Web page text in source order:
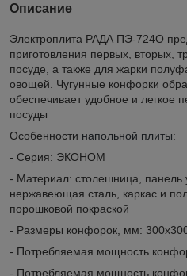
Описание
Электроплита РАДА ПЭ-724О
приготовления первых, вторых,
посуде, а также для жарки
овощей. Чугунные конфорки
обеспечивает удобное и легкое
посуды
Особенности напольной плиты:
- Серия: ЭКОНОМ
- Материал: столешница, панель
нержавеющая сталь, каркас и
порошковой покраской
- Размеры конфорок, мм:
- Потребляемая мощность
- Потребляемая мощность